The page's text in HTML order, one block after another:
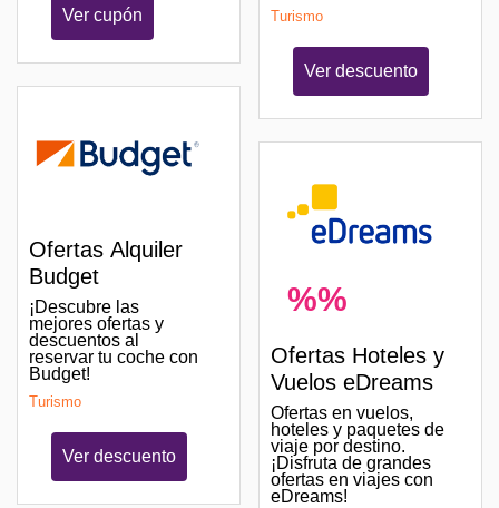
Ver cupón
Ofertas Alquiler
Budget
¡Descubre las
mejores ofertas y
descuentos al
reservar tu coche con
Budget!
Turismo
Ver descuento
Turismo
Ver descuento
%%
Ofertas Hoteles y
Vuelos eDreams
Ofertas en vuelos,
hoteles y paquetes de
viaje por destino.
¡Disfruta de grandes
ofertas en viajes con
eDreams!